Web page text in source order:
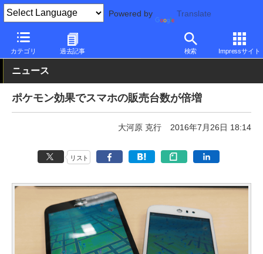
Powered by Translate
カテゴリ 過去記事 検索 Impressサイト
PC Watch 市場 動向
ニュース
ポケモン効果でスマホの販売台数が倍増
大河原 克行 2016年7月26日 18:14
リスト